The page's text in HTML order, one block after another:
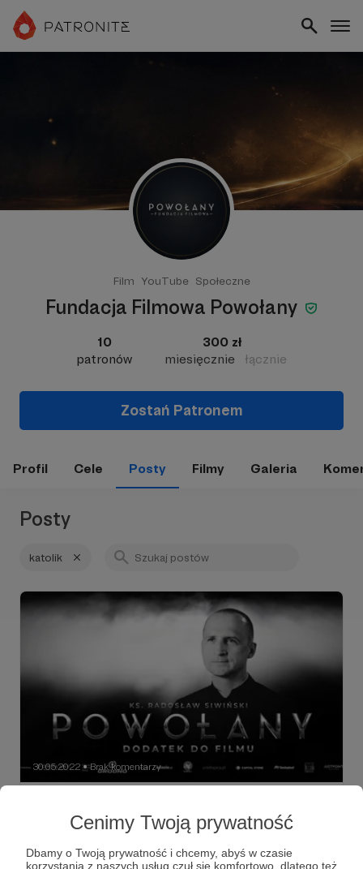
Cenimy Twoją prywatność
Dbamy o Twoją prywatność i chcemy, abyś w czasie
korzystania z naszych usług czuł się komfortowo, dlatego też
Film YouTube Społeczne
Fundacja Filmowa Powołany
10
patronów
300 zł
miesięcznie
łącznie
Zostań Patronem
Profil Cele Posty Filmy Galeria
Posty
katolik
30.05.2022 ● Brak komentarzy
Radosławem Siwińskim (materiał
Przedpremierowa rozmowa z ks. Radosławem Siwińskim